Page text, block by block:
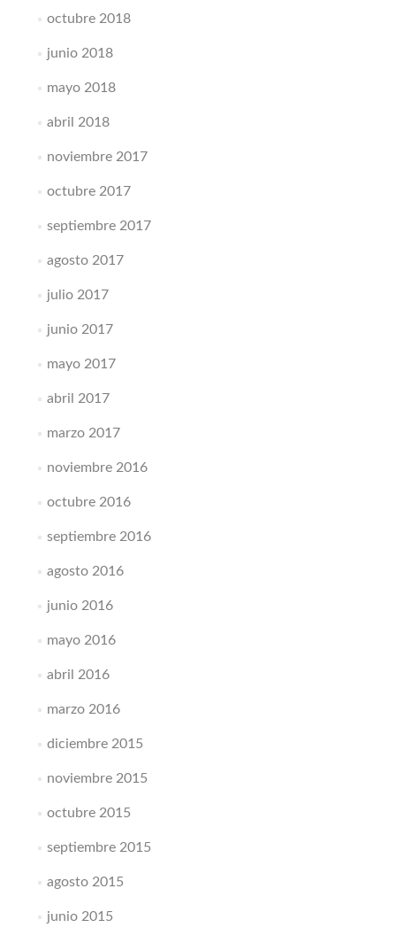
octubre 2018
junio 2018
mayo 2018
abril 2018
noviembre 2017
octubre 2017
septiembre 2017
agosto 2017
julio 2017
junio 2017
mayo 2017
abril 2017
marzo 2017
noviembre 2016
octubre 2016
septiembre 2016
agosto 2016
junio 2016
mayo 2016
abril 2016
marzo 2016
diciembre 2015
noviembre 2015
octubre 2015
septiembre 2015
agosto 2015
junio 2015